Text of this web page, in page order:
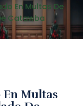
En Multas De
Catawba
Multas